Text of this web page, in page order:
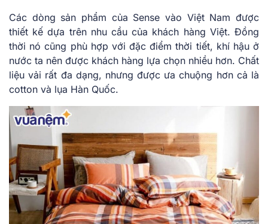
Các dòng sản phẩm của Sense vào Việt Nam được
thiết kế dựa trên nhu cầu của khách hàng Việt. Đồng
thời nó cũng phù hợp với đặc điểm thời tiết, khí hậu ở
nước ta nên được khách hàng lựa chọn nhiều hơn. Chất
liệu vải rất đa dạng, nhưng được ưa chuộng hơn cả là
cotton và lụa Hàn Quốc.